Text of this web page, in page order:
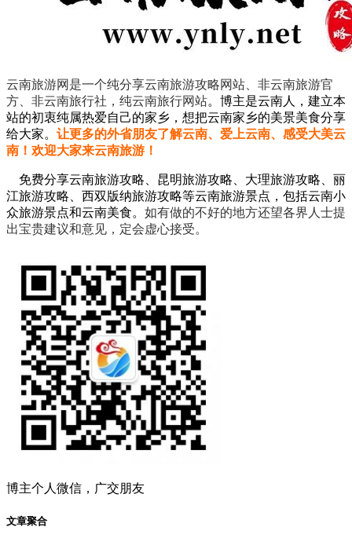
云南旅游网是一个纯分享云南旅游攻略网站、非云南旅游官
方、非云南旅行社，纯云南旅行网站。 博主是云南人，建立本
站的初衷纯属热爱自己的家乡，想把云南家乡的美景美食分享
给大家。 让更多的外省朋友了解云南、爱上云南、感受大美云
南！欢迎大家来云南旅游！
免费分享云南旅游攻略、昆明旅游攻略、大理旅游攻略、丽
江旅游攻略、西双版纳旅游攻略等云南旅游景点，包括云南小
众旅游景点和云南美食。 如有做的不好的地方还望各界人士提
出宝贵建议和意见，定会虚心接受。
博主个人微信，广交朋友
文章聚合